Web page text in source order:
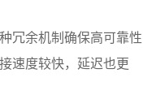
冗余机制确保高可靠性
速度较快，延迟也更